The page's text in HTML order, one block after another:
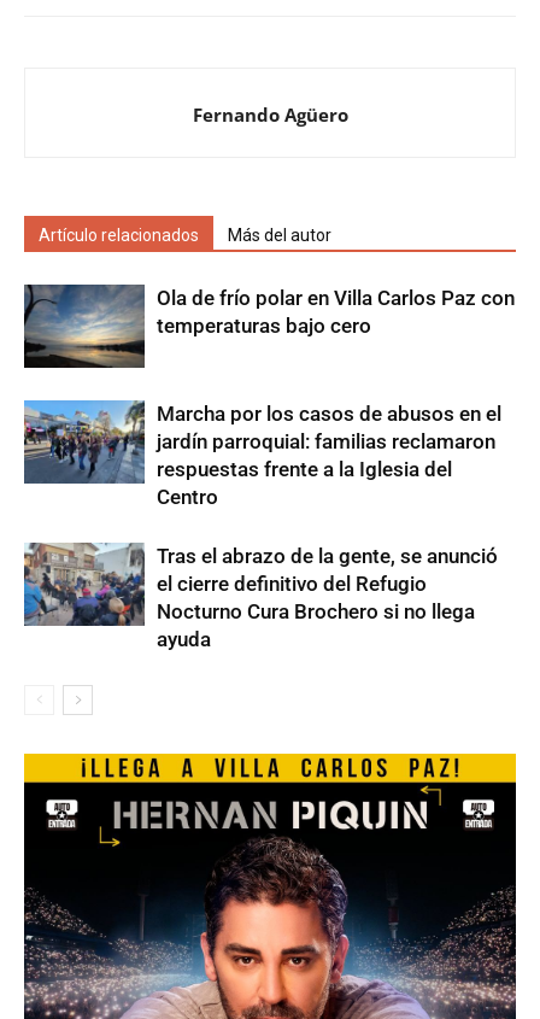
Fernando Agüero
Artículo relacionados Más del autor
Ola de frío polar en Villa Carlos Paz con
temperaturas bajo cero
Marcha por los casos de abusos en el
jardín parroquial: familias reclamaron
respuestas frente a la Iglesia del
Centro
Tras el abrazo de la gente, se anunció
el cierre definitivo del Refugio
Nocturno Cura Brochero si no llega
ayuda